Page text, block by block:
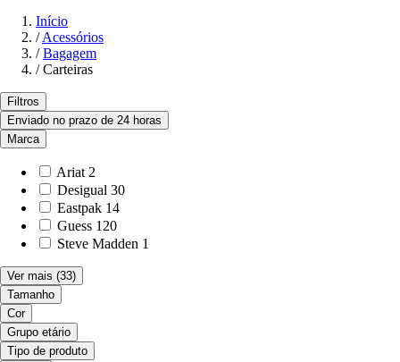
Início
/ Acessórios
/ Bagagem
/ Carteiras
Filtros
Enviado no prazo de 24 horas
Marca
Ariat 2
Desigual 30
Eastpak 14
Guess 120
Steve Madden 1
Ver mais (33)
Tamanho
Cor
Grupo etário
Tipo de produto